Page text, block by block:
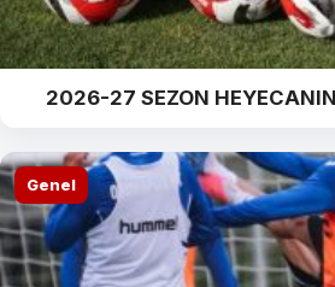
2026-27 SEZON
Genel